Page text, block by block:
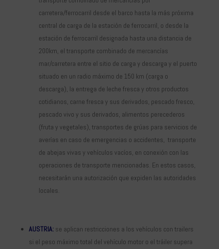
carretera/ferrocarril desde el barco hasta la más próxima
central de carga de la estación de ferrocarril, o desde la
estación de ferrocarril designada hasta una distancia de
200km, el transporte combinado de mercancías
mar/carretera entre el sitio de carga y descarga y el puerto
situado en un radio máximo de 150 km (carga o
descarga), la entrega de leche fresca y otros productos
cotidianos, carne fresca y sus derivados, pescado fresco,
pescado vivo y sus derivados, alimentos perecederos
(fruta y vegetales), transportes de grúas para servicios de
averías en caso de emergencias o accidentes, transporte
de abejas vivas y vehículos vacíos, en conexión con las
operaciones de transporte mencionadas. En estos casos,
necesitarán una autorización que expiden las autoridades
locales.
AUSTRIA:se aplican restricciones a los vehículos con trailers
si el peso máximo total del vehículo motor o el tráiler supera